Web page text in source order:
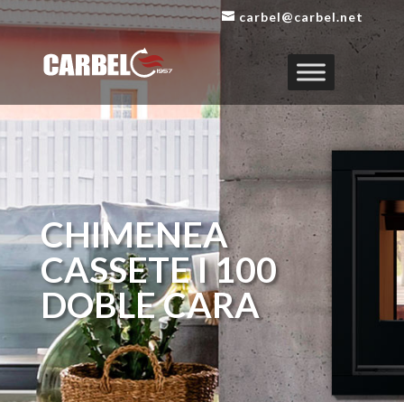
carbel@carbel.net
CHIMENEA
CASSETE I 100
DOBLE CARA